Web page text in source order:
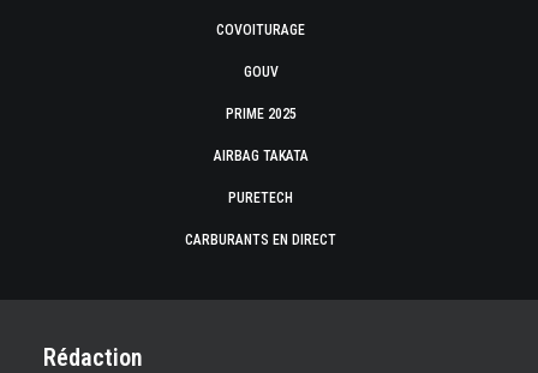
COVOITURAGE
GOUV
PRIME 2025
AIRBAG TAKATA
PURETECH
CARBURANTS EN DIRECT
Rédaction